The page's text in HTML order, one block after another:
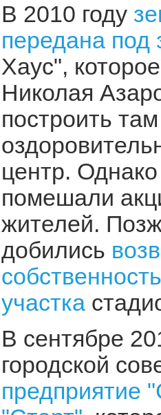
В 2010 году
передана под
Хаус",
Николая
построить
центр.
помешали
жителей.
добились
участка
В сентябре
городской
предприятие